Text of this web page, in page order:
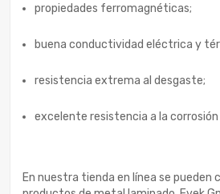
propiedades ferromagnéticas;
buena conductividad eléctrica y
resistencia extrema al desgaste;
excelente resistencia a la corrosión
En nuestra tienda en línea se pueden